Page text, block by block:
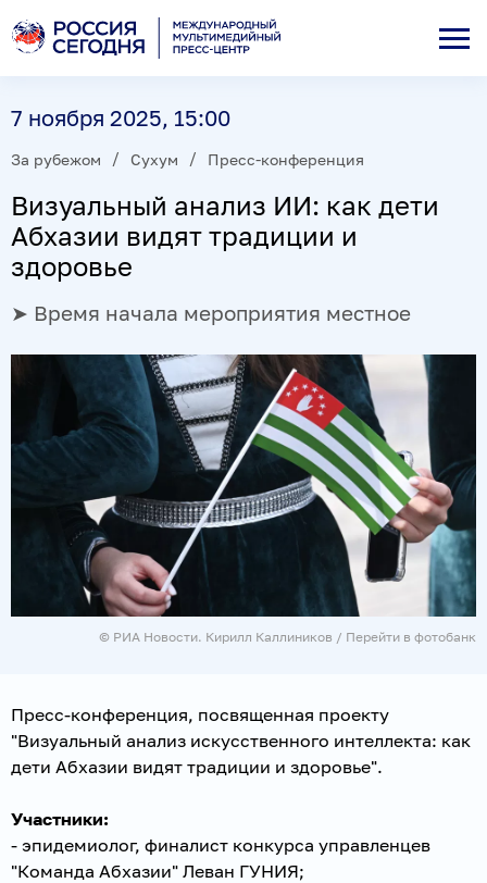
7 ноября 2025, 15:00
За рубежом Сухум Пресс-конференция
Визуальный анализ ИИ: как дети
Абхазии видят традиции и
здоровье
➤ Время начала мероприятия местное
© РИА Новости. Кирилл Каллиников / Перейти в фотобанк
Пресс-конференция, посвященная проекту
"Визуальный анализ искусственного интеллекта: как
дети Абхазии видят традиции и здоровье".
Участники:
- эпидемиолог, финалист конкурса управленцев
"Команда Абхазии" Леван ГУНИЯ;